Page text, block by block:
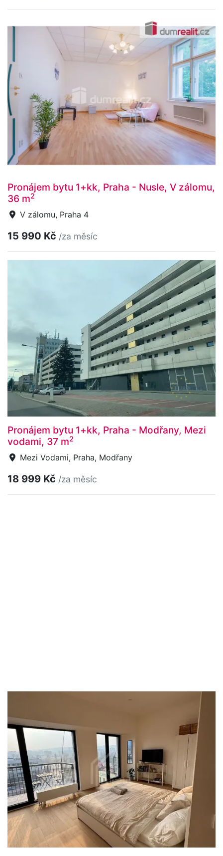
Pronájem bytu 1+kk, Praha - Nusle, V zálomu,
36 m2
V zálomu, Praha 4
15 990 Kč /za měsíc
Pronájem bytu 1+kk, Praha - Modřany, Mezi
vodami, 37 m2
Mezi Vodami, Praha, Modřany
18 999 Kč /za měsíc